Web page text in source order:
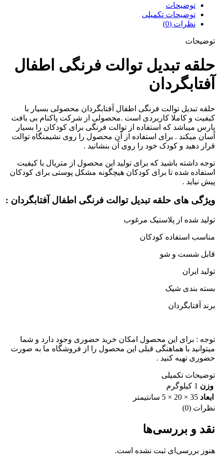
توضیحات
توضیحات تکمیلی
نظرات (0)
توضیحات
حلقه تبدیل توالت فرنگی اطفال
آفتابگردان
حلقه تبدیل توالت فرنگی اطفال آفتابگردان محصولی بسیار با
کیفیت و کاملا کاربردی است .محصولی از شرکت پاکنام بی بافت
پارس میباشد که استفاده از توالت فرنگی برای کودکان را بسیار
آسان میکند . برای استفاده از آن محصول را روی نشیمنگاه توالت
قرار دهید و کودک خود را روی آن بنشانید .
توجه داشته باشید که برای تولید این محصول از متریال با کیفیت
استفاده شده تا برای کودکان هیچگونه مشکل پوستی برای کودکان
پیش نیاید .
ویژگی های حلقه تبدیل توالت فرنگی اطفال آفتابگردان :
تولید شده از پلاستیک مرغوب
مناسب استفاده کودکان
قابل شست و شو
تولید ایران
بسته بندی شیک
برند آفتابگردان
توجه : برای این محصول امکان خرید حضوری وجود دارد و شما
میتوانید با هماهنگی قبلی این محصول را از فروشگاه ما به صورت
حضوری تهیه کنید .
توضیحات تکمیلی
وزن 1 کیلوگرم
ابعاد 35 × 20 × 5 سانتیمتر
نظرات (0)
نقد و بررسی‌ها
هنوز بررسی‌ای ثبت نشده است.